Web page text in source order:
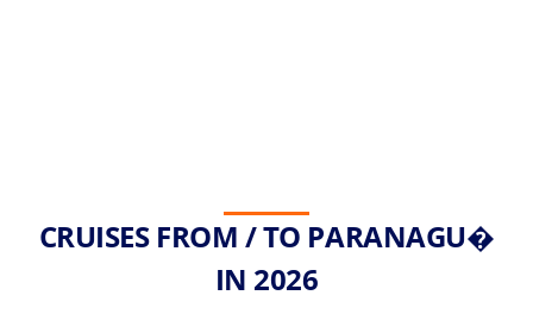
CRUISES FROM / TO PARANAGU�
IN 2026